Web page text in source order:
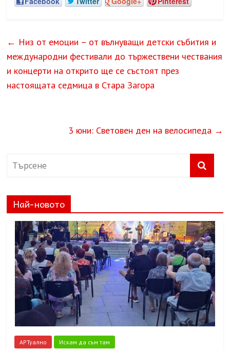
← Низ от емоции – от вълнуващи детски събития и
международни фестивали до тържествени чествания
и концерти на открито ще се състоят през
настоящата седмица в Стара Загора
3 юни: Световен ден на велосипеда →
Най-новото
АРТуално Искам да съм там